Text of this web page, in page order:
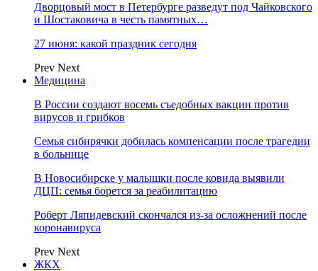
Дворцовый мост в Петербурге разведут под Чайковского
и Шостаковича в честь памятных…
27 июня: какой праздник сегодня
Prev Next
Медицина
В России создают восемь съедобных вакцин против
вирусов и грибков
Семья сибирячки добилась компенсации после трагедии
в больнице
В Новосибирске у малышки после ковида выявили
ДЦП: семья борется за реабилитацию
Роберт Ляпидевский скончался из-за осложнений после
коронавируса
Prev Next
ЖКХ